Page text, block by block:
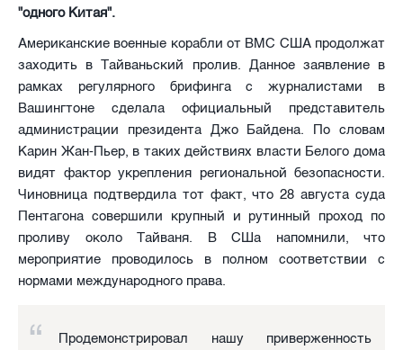
"одного Китая".
Американские военные корабли от ВМС США продолжат
заходить в Тайваньский пролив. Данное заявление в
рамках регулярного брифинга с журналистами в
Вашингтоне сделала официальный представитель
администрации президента Джо Байдена. По словам
Карин Жан-Пьер, в таких действиях власти Белого дома
видят фактор укрепления региональной безопасности.
Чиновница подтвердила тот факт, что 28 августа суда
Пентагона совершили крупный и рутинный проход по
проливу около Тайваня. В СШа напомнили, что
мероприятие проводилось в полном соответствии с
нормами международного права.
Продемонстрировал нашу приверженность